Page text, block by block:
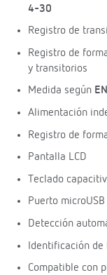
4-30
Registro de
Registro de
y transitorios
Medida según
Alimentación
Registro de
Pantalla LCD
Teclado
Puerto
Detección
Identificación
Compatible con